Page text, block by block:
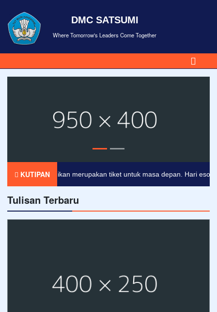
DMC SATSUMI
Where Tomorrow's Leaders Come Together
KUTIPAN
Pendidikan merupakan tiket untuk masa depan. Hari esok
Tulisan Terbaru